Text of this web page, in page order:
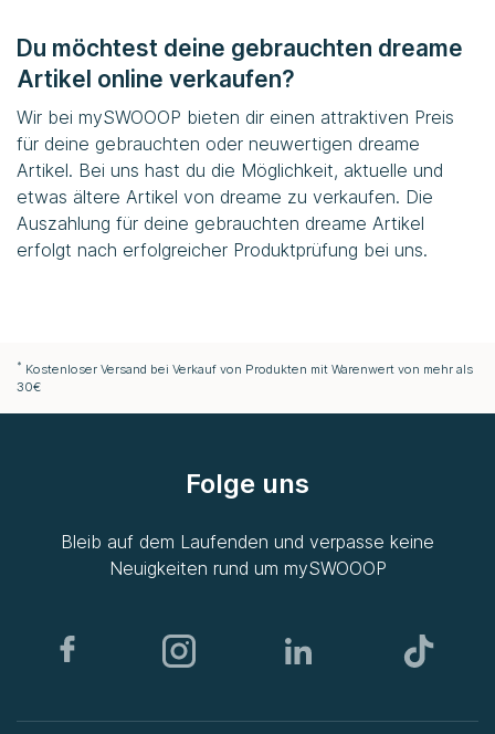
Du möchtest deine gebrauchten dreame
Artikel online verkaufen?
Wir bei mySWOOOP bieten dir einen attraktiven Preis
für deine gebrauchten oder neuwertigen dreame
Artikel. Bei uns hast du die Möglichkeit, aktuelle und
etwas ältere Artikel von dreame zu verkaufen. Die
Auszahlung für deine gebrauchten dreame Artikel
erfolgt nach erfolgreicher Produktprüfung bei uns.
* Kostenloser Versand bei Verkauf von Produkten mit Warenwert von mehr als
30€
Folge uns
Bleib auf dem Laufenden und verpasse keine
Neuigkeiten rund um mySWOOOP